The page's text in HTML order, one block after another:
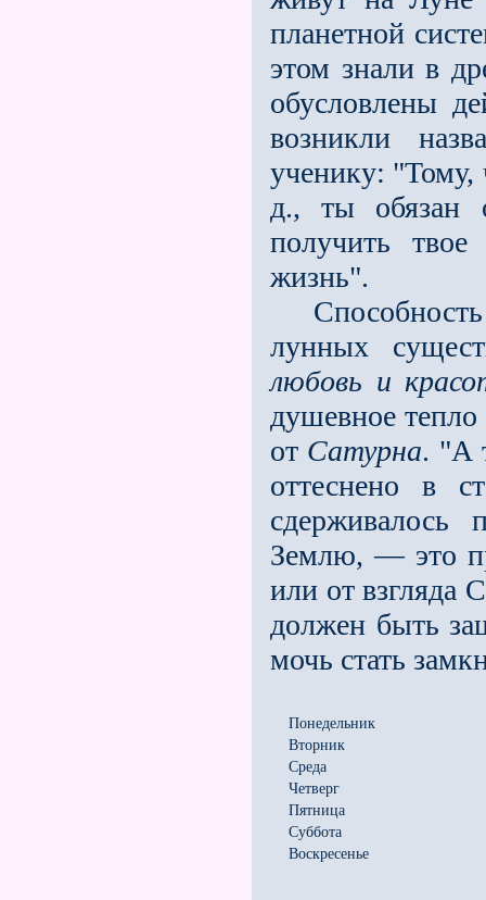
планетной
этом знали в
обусловлены
возникли
ученику: "Тому,
д., ты обязан
получить
жизнь".
лунных
любовь и
душевное
от Сатурна. "А
оттеснено в
сдержи­валось
Землю, — это
или от взгля­да
должен быть
мочь стать
Понедельник
Вторник
Среда
Четверг
Пятница
Суббота
Воскресенье